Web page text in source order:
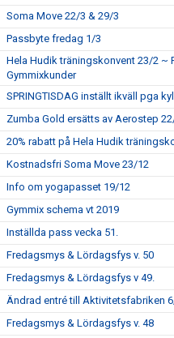
Soma Move 22/3 & 29/3
Passbyte fredag 1/3
Hela Hudik träningskonvent 23/2 ~
Gymmixkunder
SPRINGTISDAG inställt ikväll pga
Zumba Gold ersätts av Aerostep
20% rabatt på Hela Hudik
Kostnadsfri Soma Move 23/12
Info om yogapasset 19/12
Gymmix schema vt 2019
Inställda pass vecka 51.
Fredagsmys & Lördagsfys v. 50
Fredagsmys & Lördagsfys v 49.
Ändrad entré till Aktivitetsfabriken
Fredagsmys & Lördagsfys v. 48